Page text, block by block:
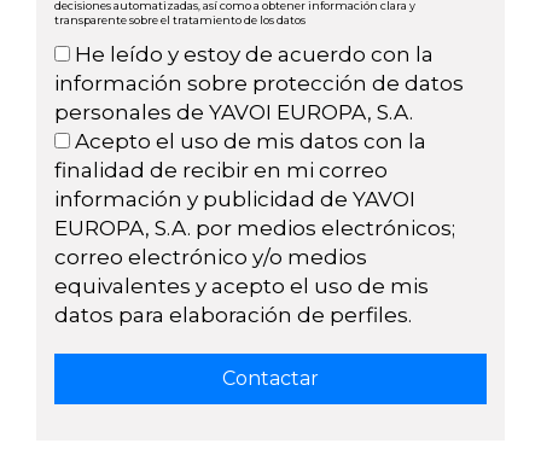
decisiones automatizadas, así como a obtener información clara y
transparente sobre el tratamiento de los datos
He leído y estoy de acuerdo con la
información sobre protección de datos
personales de YAVOI EUROPA, S.A.
Acepto el uso de mis datos con la
finalidad de recibir en mi correo
información y publicidad de YAVOI
EUROPA, S.A. por medios electrónicos;
correo electrónico y/o medios
equivalentes y acepto el uso de mis
datos para elaboración de perfiles.